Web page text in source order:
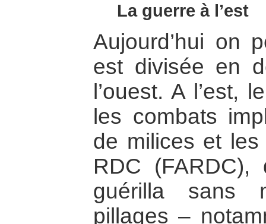
La guerre à l’est
Aujourd’hui on
est divisée en
l’ouest. A l’est,
les combats
de milices et
RDC
guérilla sans
pillages –